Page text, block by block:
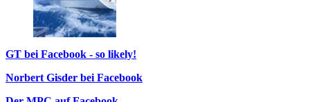
GT bei Facebook - so likely!
Norbert Gisder bei Facebook